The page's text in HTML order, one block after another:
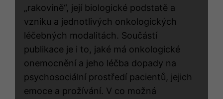
„rakovině“, její biologické podstatě a
vzniku a jednotlivých onkologických
léčebných modalitách. Součástí
publikace je i to, jaké má onkologické
onemocnění a jeho léčba dopady na
psychosociální prostředí pacientů, jejich
emoce a prožívání. V co možná